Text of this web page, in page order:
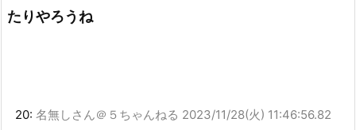
たりやろうね
20: 名無しさん＠５ちゃんねる 2023/11/28(火) 11:46:56.82